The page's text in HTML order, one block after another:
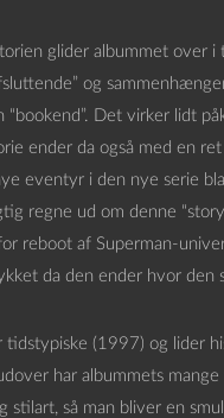
glider albummet over i
og
“bookend”. Det virker lidt
ender da også med en ret
eventyr i den nye serie
regne ud om denne
reboot af Superman-
da den ender hvor den
tidstypiske (1997) og lider
har albummets mange
stilart, så man bliver en